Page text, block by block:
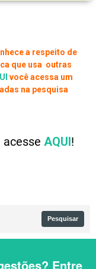
a respeito de
que usa outras
você acessa um
na pesquisa
AQUI!
Entre